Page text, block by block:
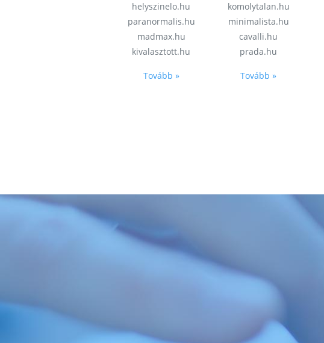
helyszinelo.hu
paranormalis.hu
madmax.hu
kivalasztott.hu
Tovább »
komolytalan.hu
minimalista.hu
cavalli.hu
prada.hu
Tovább »